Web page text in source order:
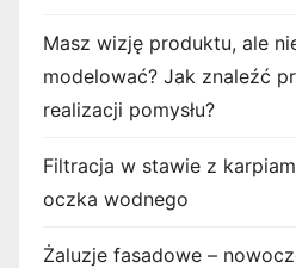
Masz wizję produktu, ale
modelować? Jak znaleźć
realizacji pomysłu?
Filtracja w stawie z
oczka wodnego
Żaluzje fasadowe –